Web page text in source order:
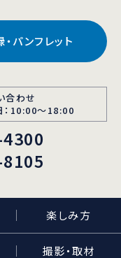
パンフレット
合わせ
10:00～18:00
楽しみ方
撮影・取材